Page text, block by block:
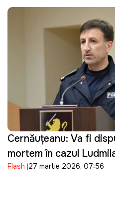
Cernăuțeanu: Va fi
mortem în cazul
Flash 27 martie 2026, 07:56